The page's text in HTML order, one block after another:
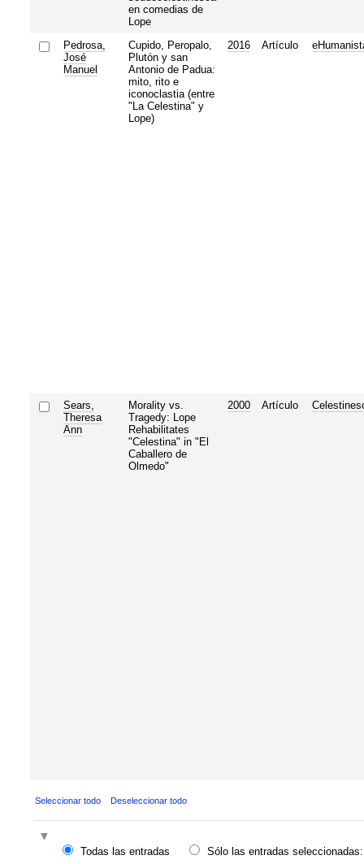
en comedias de
Lope
Pedrosa,
José
Manuel
Cupido, Peropalo,
Plutón y san
Antonio de Padua:
mito, rito e
iconoclastia (entre
"La Celestina" y
Lope)
2016 Artículo
Sears,
Theresa
Ann
Morality vs.
Tragedy: Lope
Rehabilitates
"Celestina" in "El
Caballero de
Olmedo"
2000 Artículo
Seleccionar todo Deseleccionar todo
Todas las entradas
Sólo las entradas seleccionadas: